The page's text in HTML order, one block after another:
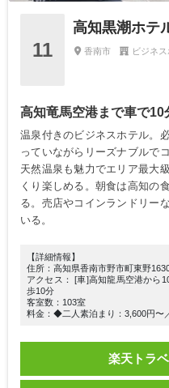
11
高知黒潮ホテ
香南市 ビジネ
高知竜馬空港まで車で
温泉付きのビジネスホテル。
っていながらリーズナブルで
天然温泉も魅力でエリア最大
くり楽しめる。朝食は高知の
る。売店やコインランドリー
いる。
【詳細情報】
住所：高知県香南市野市町東野
アクセス： [車]高知龍馬空港から
歩10分
客室数：103室
料金：◆二人素泊まり：3,600円〜
楽天トラ